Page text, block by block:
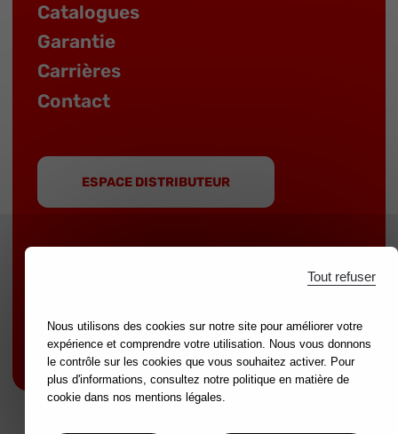
Catalogues
Garantie
Carrières
Contact
ESPACE DISTRIBUTEUR
Marques partenaires : mondelin.fr-leborgne.fr
Mentions légales
Nous utilisons des cookies sur notre site pour améliorer votre
expérience et comprendre votre utilisation. Nous vous donnons
le contrôle sur les cookies que vous souhaitez activer. Pour
plus d'informations, consultez notre politique en matière de
cookie dans nos mentions légales.
Tout refuser